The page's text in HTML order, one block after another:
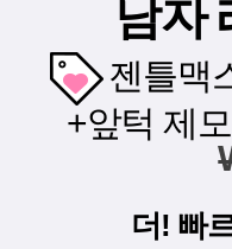
남자
젠틀맥
+앞턱 제
더! 빠